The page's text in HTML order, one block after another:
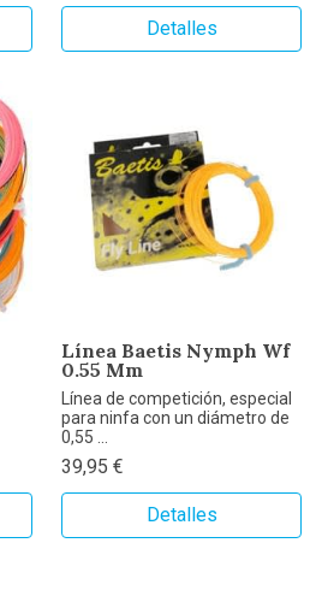
Detalles
Línea Baetis Nymph Wf
0.55 Mm
Línea de competición, especial
para ninfa con un diámetro de
0,55 ...
39,95 €
Detalles